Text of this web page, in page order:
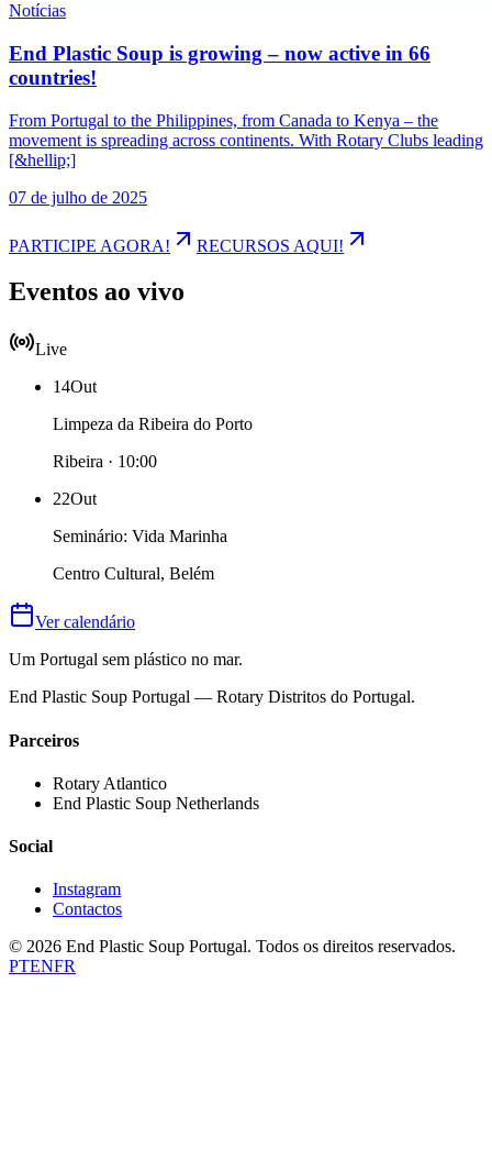
Notícias
End Plastic Soup is growing – now active in 66
countries!
From Portugal to the Philippines, from Canada to Kenya – the
movement is spreading across continents. With Rotary Clubs leading
[&hellip;]
07 de julho de 2025
PARTICIPE AGORA! RECURSOS AQUI!
Eventos ao vivo
Live
14Out
Limpeza da Ribeira do Porto
Ribeira · 10:00
22Out
Seminário: Vida Marinha
Centro Cultural, Belém
Ver calendário
Um Portugal sem plástico no mar.
End Plastic Soup Portugal — Rotary Distritos do Portugal.
Parceiros
Rotary Atlantico
End Plastic Soup Netherlands
Social
Instagram
Contactos
© 2026 End Plastic Soup Portugal. Todos os direitos reservados.
PTENFR